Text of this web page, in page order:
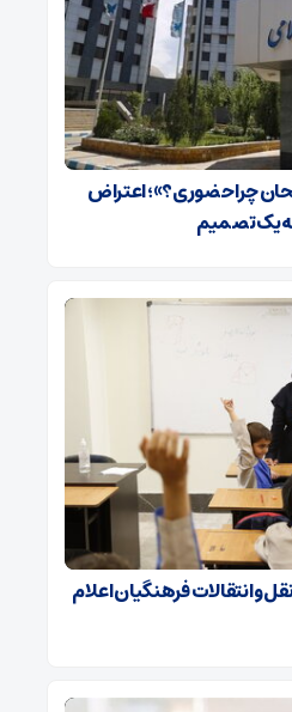
چرا حضوری؟»؛ اعتراض
یک تصمیم
و انتقالات فرهنگیان اعلام